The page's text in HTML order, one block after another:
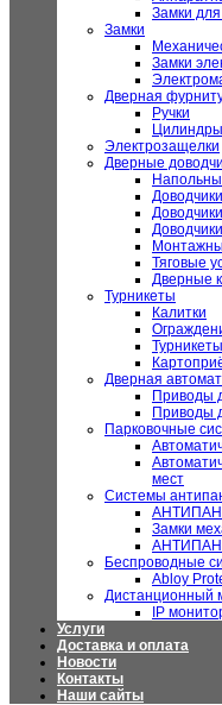
Замки
Замки
Замки
Дверная
Ручки
Цилиндры
Электрозащелки
Дверные
Тяговые
Дверные
Турникеты
Калитки
Турникеты
Дверная
Приводы
Приводы
Парковочные
мест
Системы
Замки
Беспроводные
Abloy
Дистанционный
IP
Услуги
Доставка и оплата
Новости
Контакты
Наши сайты